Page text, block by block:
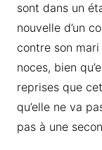
sont dans un
nouvelle d’un
contre son
noces, bien
reprises que
qu’elle ne va
pas à une